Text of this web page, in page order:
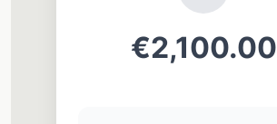
€2,100.00